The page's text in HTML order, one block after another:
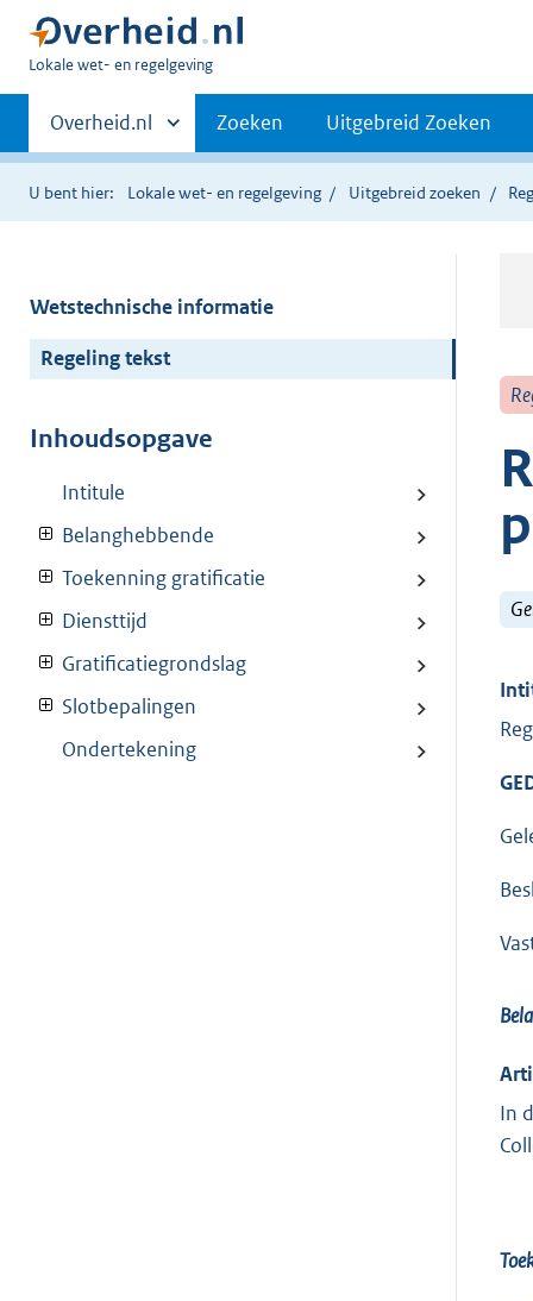
U
hier:
Lokale wet- en regelgeving
Primaire
navigatie
Andere
sites
binnen
Overheid.nl Zoeken Uitgebreid Zoeken
U bent hier: Lokale wet- en regelgeving Uitgebreid zoeken
Wetstechnische informatie
Regeling tekst
Inhoudsopgave
Intitule
Belanghebbende
Toekenning gratificatie
Diensttijd
Gratificatiegrondslag
Slotbepalingen
Ondertekening
In